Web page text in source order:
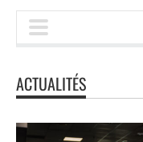
ACTUALITÉS